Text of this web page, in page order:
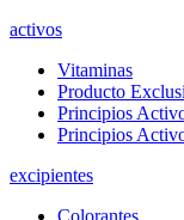
activos
Vitaminas
Producto
Principios
Principios
excipientes
Colorantes